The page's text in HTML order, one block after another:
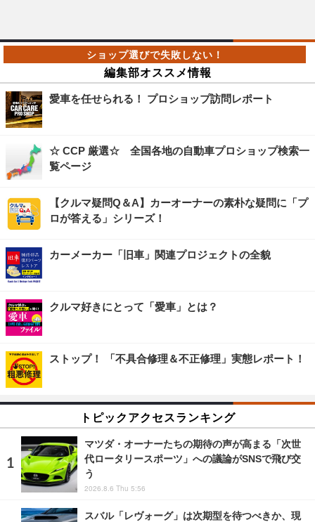
編集部オススメ情報
愛車を任せられる！ プロショップ訪問レポート
☆ CCP 厳選☆ 全国各地の自動車プロショップ検索一
覧ページ
【クルマ疑問Q＆A】カーオーナーの素朴な疑問に「プ
ロが答える」シリーズ！
カーメーカー「旧車」関連プロジェクトの全貌
クルマ好きにとって「愛車」とは？
ストップ！ 「不具合修理＆不正修理」実態レポート！
トピックアクセスランキング
マツダ・オーナーたちの期待の声が高まる「次世
代ロータリースポーツ」への議論がSNSで飛び交
う
2026.8.6 Thu 5:56
スバル「レヴォーグ」は次期型を待つべきか、現